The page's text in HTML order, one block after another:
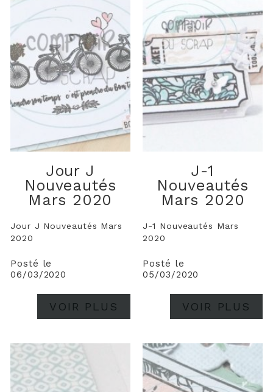
Jour J
Nouveautés
Mars 2020
Jour J Nouveautés Mars
2020
Posté le
06/03/2020
VOIR PLUS
J-1
Nouveautés
Mars 2020
J-1 Nouveautés Mars
2020
Posté le
05/03/2020
VOIR PLUS